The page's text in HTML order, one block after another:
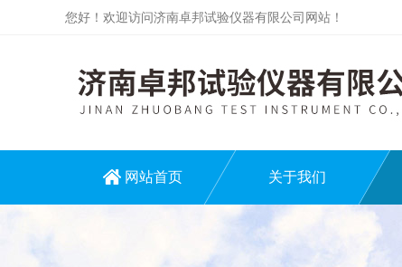
您好！欢迎访问济南卓邦试验仪器有限公司网站！
网站首页 关于我们